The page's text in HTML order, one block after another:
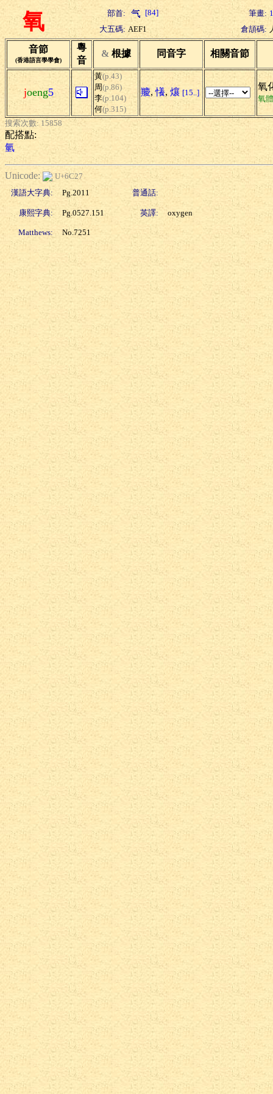
氧 部首: [84] 筆畫:
大五碼: AEF1 倉頡碼:
音節
(香港語言學學會)
粵
音
& 根據 同音字 相關音節
joeng5
黃(p.43)
周(p.86)
李(p.104)
何(p.315)
羻,懩, 爙 [15..]
氧
氧
搜索次數: 15858
配搭點:
氫
Unicode:
U+6C27
漢語大字典:
Pg.2011 普通話:
康熙字典: Pg.0527.151 英譯: oxygen
Matthews: No.7251